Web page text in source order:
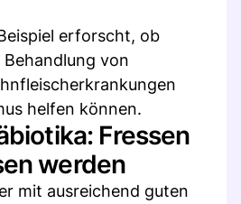
erforscht, ob
von
helfen können.
Fressen
werden
mit ausreichend guten